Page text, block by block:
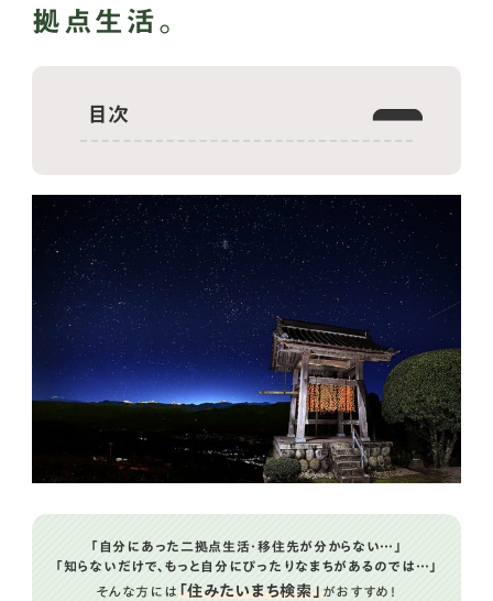
拠点生活。
目次
高森町の交通アクセスは？
高森町はお買い物しやすい？
高森町の子育て環境は？
高森町の移住に関する支援制度は？
高森町の家賃相場・土地相場は？
「自分にあった二拠点生活・移住先が分からない…」
「知らないだけで、もっと自分にぴったりなまちがあるのでは…」
そんな方には「住みたいまち検索」がおすすめ！